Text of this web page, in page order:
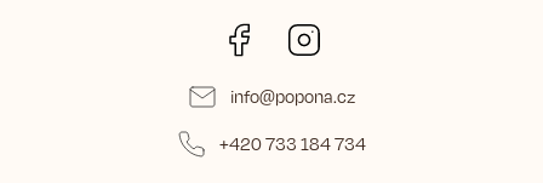
Facebook
info@popona.cz
+420 733 184 734